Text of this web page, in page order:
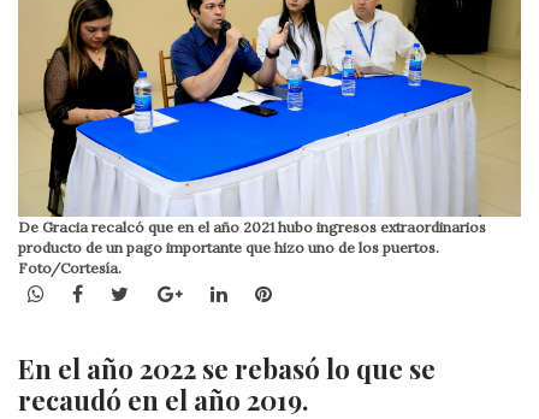
De Gracia recalcó que en el año 2021 hubo ingresos extraordinarios
producto de un pago importante que hizo uno de los puertos.
Foto/Cortesía.
WhatsApp
Facebook
TwitterGoogle+LinkedInPinterest
En el año 2022 se rebasó lo que se
recaudó en el año 2019.